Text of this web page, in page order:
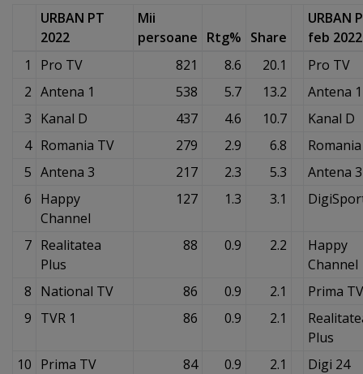
URBAN PT
2022
Mii
persoane Rtg% Share
URBAN
feb 2022
1
Pro TV 821 8.6 20.1
Pro TV
2 Antena 1 538 5.7 13.2
Antena 1
3 Kanal D 437 4.6 10.7
Kanal D
4 Romania TV 279 2.9 6.8
5 Antena 3 217 2.3 5.3
Antena 3
6 Happy
Channel
127 1.3 3.1
7 Realitatea
Plus
88 0.9 2.2
Happy
Channel
8 National TV 86 0.9 2.1
Prima TV
9 TVR 1 86 0.9 2.1
Plus
10 Prima TV 84 0.9 2.1
Digi 24